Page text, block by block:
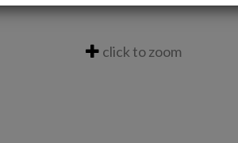
click to zoom